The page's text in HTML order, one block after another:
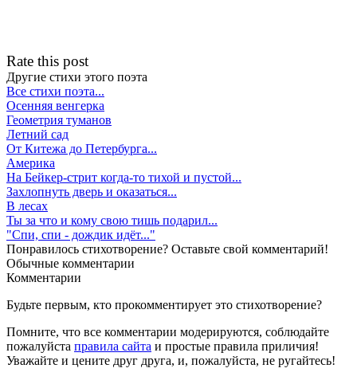
Rate this post
Другие стихи этого поэта
Все стихи поэта...
Осенняя венгерка
Геометрия туманов
Летний сад
От Китежа до Петербурга...
Америка
На Бейкер-стрит когда-то тихой и пустой...
Захлопнуть дверь и оказаться...
В лесах
Ты за что и кому свою тишь подарил...
"Спи, спи - дождик идёт..."
Понравилось стихотворение? Оставьте свой комментарий!
Обычные комментарии
Комментарии
Будьте первым, кто прокомментирует это стихотворение?
Помните, что все комментарии модерируются, соблюдайте
пожалуйста правила сайта и простые правила приличия!
Уважайте и цените друг друга, и, пожалуйста, не ругайтесь!